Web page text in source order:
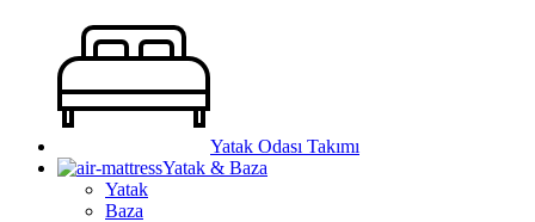
Yatak Odası Takımı
Yatak & Baza
Yatak
Baza